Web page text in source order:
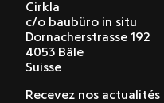
Cirkla
c/o baubüro in situ
Dornacherstrasse 192
4053 Bâle
Suisse
Recevez nos